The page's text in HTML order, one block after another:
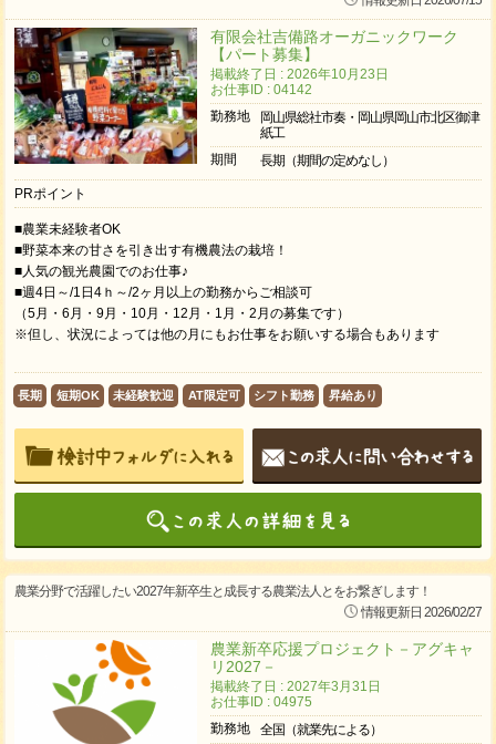
有限会社吉備路オーガニックワーク
【パート募集】
掲載終了日 : 2026年10月23日
お仕事ID : 04142
勤務地
岡山県総社市奏・岡山県岡山市北区御津
紙工
期間
長期（期間の定めなし）
PRポイント
■農業未経験者OK
■野菜本来の甘さを引き出す有機農法の栽培！
■人気の観光農園でのお仕事♪
■週4日～/1日4ｈ～/2ヶ月以上の勤務からご相談可
（5月・6月・9月・10月・12月・1月・2月の募集です）
※但し、状況によっては他の月にもお仕事をお願いする場合もあります
長期 短期OK 未経験歓迎 AT限定可 シフト勤務 昇給あり
農業分野で活躍したい2027年新卒生と成長する農業法人とをお繋ぎします！
情報更新日 2026/02/27
農業新卒応援プロジェクト－アグキャ
リ2027－
掲載終了日 : 2027年3月31日
お仕事ID : 04975
勤務地
全国（就業先による）